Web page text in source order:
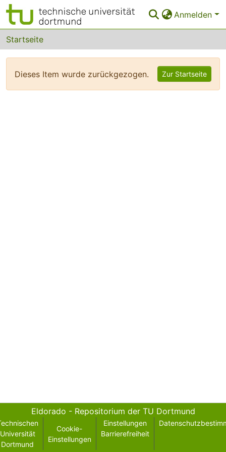
Anmelden
Bereiche & Sammlungen
Das gesamte Repositorium
FAQ
Startseite
Dieses Item wurde zurückgezogen. Zur Startseite
Eldorado - Repositorium der TU Dortmund
Universität
Dortmund
Cookie-
Einstellungen
Einstellungen
Barrierefreiheit